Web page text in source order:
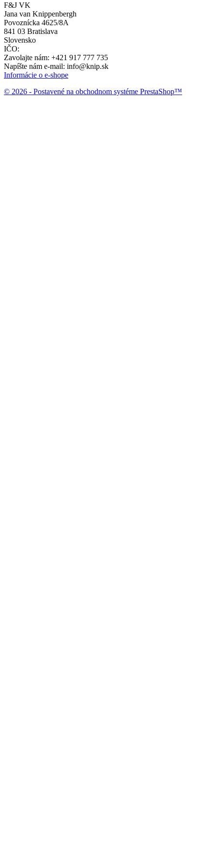
F&J VK
Jana van Knippenbergh
Povoznícka 4625/8A
841 03 Bratislava
Slovensko
IČO:
Zavolajte nám: +421 917 777 735
Napíšte nám e-mail: info@knip.sk
Informácie o e-shope
© 2026 - Postavené na obchodnom systéme PrestaShop™